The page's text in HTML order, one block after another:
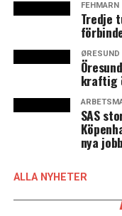
ersatts av mer
coronapandemin.
tillfälligt sina
annat
som är bosatta i
så kallade särskilda
formål”. Under
gränsen i flera steg
öppnades gränsen
Dock återinförde
den 24 oktober
FEHMARN
Tredje
ØRESUND
kraftig
SAS
nya
ALLA NYHETER